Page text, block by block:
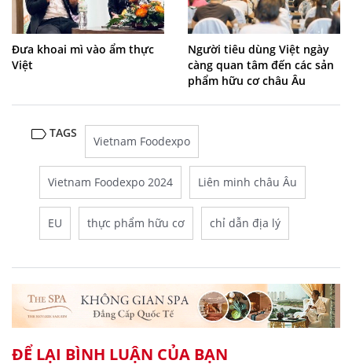
Đưa khoai mì vào ẩm thực
Việt
Người tiêu dùng Việt ngày
càng quan tâm đến các sản
phẩm hữu cơ châu Âu
TAGS
Vietnam Foodexpo
Vietnam Foodexpo 2024 Liên minh châu Âu
EU thực phẩm hữu cơ chỉ dẫn địa lý
ĐỂ LẠI BÌNH LUẬN CỦA BẠN